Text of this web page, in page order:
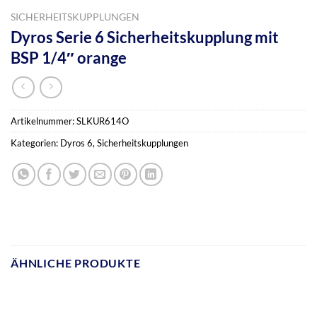
SICHERHEITSKUPPLUNGEN
Dyros Serie 6 Sicherheitskupplung mit
BSP 1/4″ orange
Artikelnummer:SLKUR614O
Kategorien: Dyros 6,Sicherheitskupplungen
ÄHNLICHE PRODUKTE